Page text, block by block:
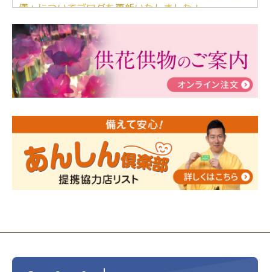
儀」についてブログを更新いたしました！
2024/03/06【終活なるほど教室】「マンガで学
ぶ！はじめてのお葬式」小さな家族葬ハウス®町田成
瀬 ご参加ありがとうございました！
2024/01/19令和6年能登半島地震災害の寄付のご報
告
人形供養 寄付のご報告
2023/12/16終活なるほど教室＠小さな家族葬ハウ
ス®上鶴間 エンディングノートを書いてみよう！
2023/11/29 永田屋創業110周年記念式典 レンブラ
ントホテル東京町田